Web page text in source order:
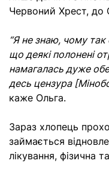
Червоний Хрест, до
“Я не знаю, чому так
що деякі полонені
намагалась дуже
десь цензура
каже Ольга.
Зараз хлопець
займається
лікування, фізична